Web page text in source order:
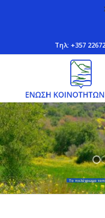
Τηλ: +357
Το πολύχρωμο